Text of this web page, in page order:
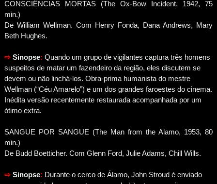
CONSCIÊNCIAS MORTAS (The Ox-Bow Incident, 1942, 75
min.)
De William Wellman. Com Henry Fonda, Dana Andrews, Mary
Beth Hughes.
⇨ Sinopse: Quando um grupo de vigilantes captura três homens
suspeitos de matar um fazendeiro da região, eles discutem se
devem ou não linchá-los. Obra-prima humanista do mestre
Wellman (“Céu Amarelo”) e um dos grandes faroestes do cinema.
Inédita versão recentemente restaurada acompanhada por um
ótimo extra.
SANGUE POR SANGUE (The Man from the Alamo, 1953, 80
min.)
De Budd Boetticher. Com Glenn Ford, Julie Adams, Chill Wills.
⇨ Sinopse: Durante o cerco de Álamo, John Stroud é enviado